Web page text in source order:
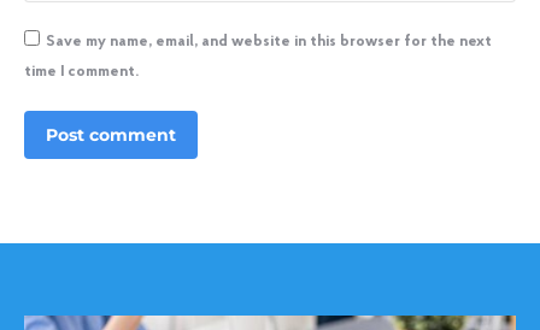
Save my name, email, and website in this browser for the next
time I comment.
Post comment